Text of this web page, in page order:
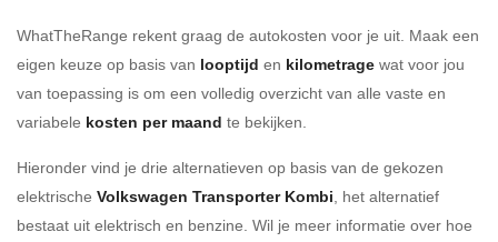
WhatTheRange rekent graag de autokosten voor je uit. Maak een
eigen keuze op basis van looptijd en kilometrage wat voor jou
van toepassing is om een volledig overzicht van alle vaste en
variabele kosten per maand te bekijken.
Hieronder vind je drie alternatieven op basis van de gekozen
elektrische Volkswagen Transporter Kombi, het alternatief
bestaat uit elektrisch en benzine. Wil je meer informatie over hoe